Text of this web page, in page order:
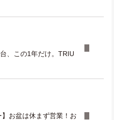
、この1年だけ。TRIU
お盆は休まず営業！お